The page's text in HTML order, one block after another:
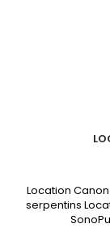
Location
serpentins